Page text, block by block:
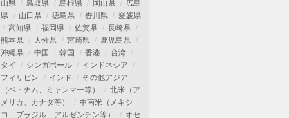
山県
鳥取県 島根県 岡山県
広島
県
山口県 徳島県 香川県
愛媛県
高知県
福岡県 佐賀県
長崎県
熊本県
大分県 宮崎県
鹿児島県
沖縄県
中国 韓国 香港
台湾
タイ
シンガポール
インドネシア
フィリピン
インド
その他アジア
（ベトナム、ミャンマー等）
北米（ア
メリカ、カナダ等）
中南米（メキシ
コ、ブラジル、アルゼンチン等）
オセ